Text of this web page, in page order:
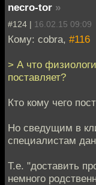
necro-tor »
#124 | 16.02.15 09:09
Кому: cobra, #116
> А что
поставляет?
Кто кому чего
Но сведущим в
специалистам
Т.е. "доставить
немного